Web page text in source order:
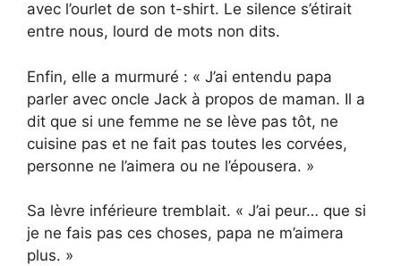
avec l’ourlet de son t-shirt. Le silence s’étirait
entre nous, lourd de mots non dits.
Enfin, elle a murmuré : « J’ai entendu papa
parler avec oncle Jack à propos de maman. Il a
dit que si une femme ne se lève pas tôt, ne
cuisine pas et ne fait pas toutes les corvées,
personne ne l’aimera ou ne l’épousera. »
Sa lèvre inférieure tremblait. « J’ai peur… que si
je ne fais pas ces choses, papa ne m’aimera
plus. »